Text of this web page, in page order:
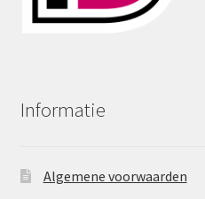
Informatie
Algemene voorwaarden